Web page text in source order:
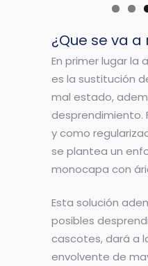
¿Que se va a
En primer lugar
es la sustitución
mal estado,
desprendimiento.
y como
se plantea un
monocapa con
Esta solución
posibles
cascotes, dará a
envolvente de